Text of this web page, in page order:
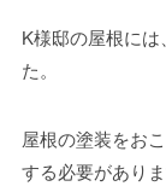
K様邸の屋根に
た。
屋根の塗装をお
する必要がありま